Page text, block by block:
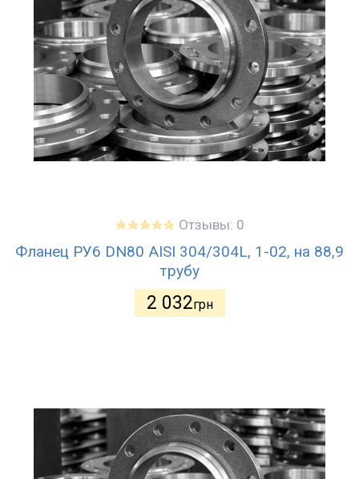
Отзывы: 0
Фланец РУ6 DN80 AISI 304/304L, 1-02, на 88,9
трубу
2 032грн